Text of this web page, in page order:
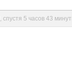
, спустя 5 часов 43